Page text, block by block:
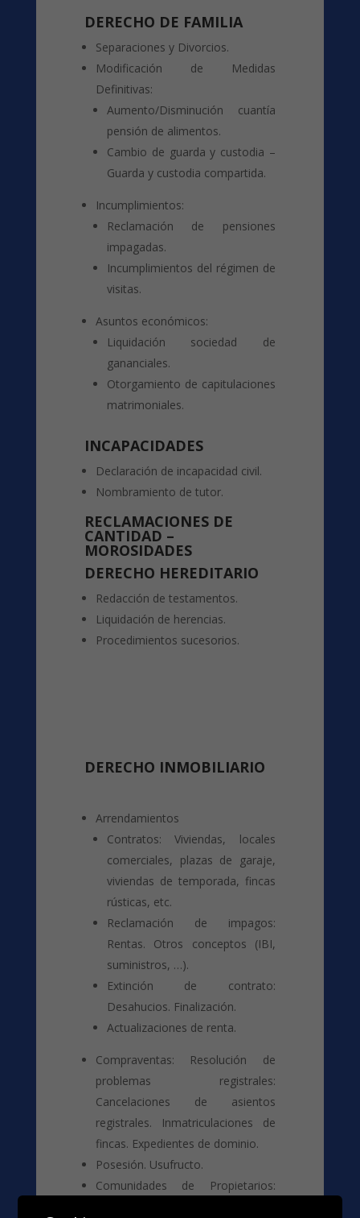
DERECHO DE FAMILIA
Separaciones y Divorcios.
Modificación de Medidas
Definitivas:
Aumento/Disminución cuantía
pensión de alimentos.
Cambio de guarda y custodia –
Guarda y custodia compartida.
Incumplimientos:
Reclamación de pensiones
impagadas.
Incumplimientos del régimen de
visitas.
Asuntos económicos:
Liquidación sociedad de
gananciales.
Otorgamiento de capitulaciones
matrimoniales.
INCAPACIDADES
Declaración de incapacidad civil.
Nombramiento de tutor.
RECLAMACIONES DE
CANTIDAD –
MOROSIDADES
DERECHO HEREDITARIO
Redacción de testamentos.
Liquidación de herencias.
Procedimientos sucesorios.
DERECHO INMOBILIARIO
Arrendamientos
Contratos: Viviendas, locales
comerciales, plazas de garaje,
viviendas de temporada, fincas
rústicas, etc.
Reclamación de impagos:
Rentas. Otros conceptos (IBI,
suministros, …).
Extinción de contrato:
Desahucios. Finalización.
Actualizaciones de renta.
Compraventas: Resolución de
problemas registrales:
Cancelaciones de asientos
registrales. Inmatriculaciones de
fincas. Expedientes de dominio.
Posesión. Usufructo.
Comunidades de Propietarios: